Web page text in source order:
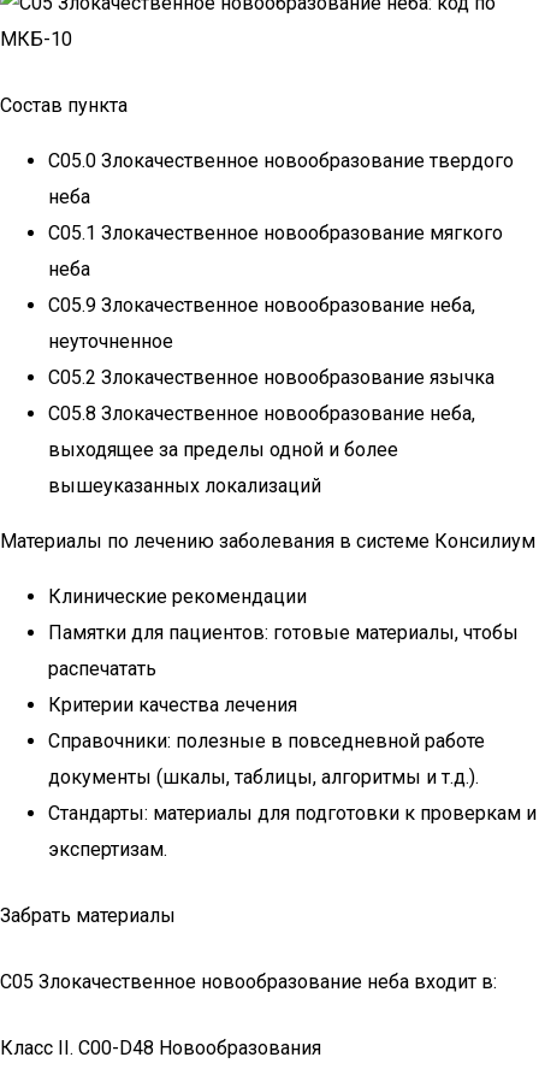
Состав пункта
C05.0 Злокачественное новообразование твердого
неба
C05.1 Злокачественное новообразование мягкого
неба
C05.9 Злокачественное новообразование неба,
неуточненное
C05.2 Злокачественное новообразование язычка
C05.8 Злокачественное новообразование неба,
выходящее за пределы одной и более
вышеуказанных локализаций
Материалы по лечению заболевания в системе Консилиум
Клинические рекомендации
Памятки для пациентов: готовые материалы, чтобы
распечатать
Критерии качества лечения
Справочники: полезные в повседневной работе
документы (шкалы, таблицы, алгоритмы и т.д.).
Стандарты: материалы для подготовки к проверкам и
экспертизам.
Забрать материалы
C05 Злокачественное новообразование неба входит в:
Класс II. C00-D48 Новообразования